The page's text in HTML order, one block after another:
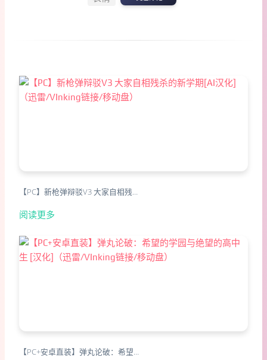
【PC】新枪弹辩驳V3 大家自相残…
阅读更多
【PC+安卓直装】弹丸论破：希望…